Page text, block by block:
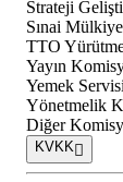
Strateji
Sınai
TTO
Yayın
Yemek
Yönetmelik
Diğer
KVKK